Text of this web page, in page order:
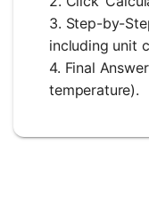
3. Step-by-
including unit
4. Final
temperature).